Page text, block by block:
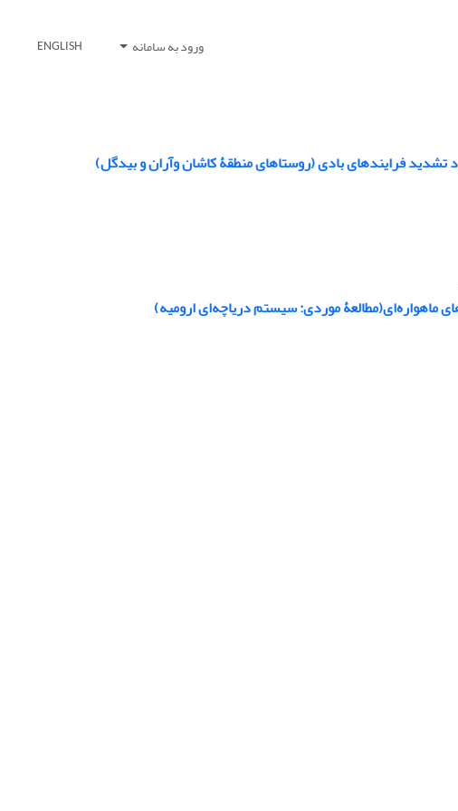
ورود به سامانه ENGLISH
فرایندهای بادی (روستاهای منطقۀ کاشان وآران و بیدگل)
ماهواره‌ای(مطالعۀ موردی: سیستم دریاچه‌ای ارومیه)